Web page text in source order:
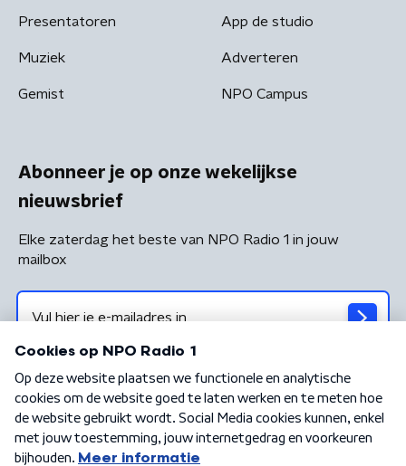
Presentatoren
Muziek
Gemist
App de studio
Adverteren
NPO Campus
Abonneer je op onze wekelijkse
nieuwsbrief
Elke zaterdag het beste van NPO Radio 1 in jouw
mailbox
Algemene voorwaarden